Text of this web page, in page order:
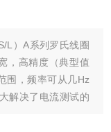
L）A系列罗氏线圈
，高精度（典型值
围，频率可从几Hz
解决了电流测试的